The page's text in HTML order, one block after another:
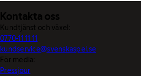
Kontakta oss
Kundtjänst och växel:
0770-11 11 11
kundservice@svenskaspel.se
För media:
Pressjour